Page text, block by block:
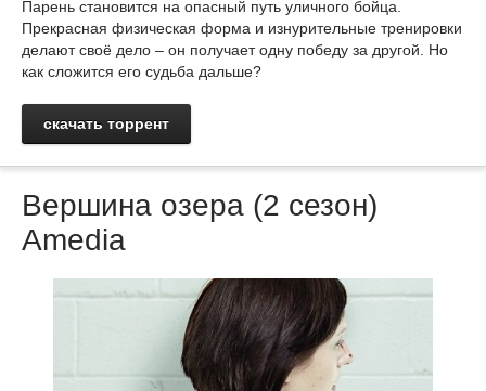
Парень становится на опасный путь уличного бойца.
Прекрасная физическая форма и изнурительные тренировки
делают своё дело – он получает одну победу за другой. Но
как сложится его судьба дальше?
скачать торрент
Вершина озера (2 сезон)
Amedia